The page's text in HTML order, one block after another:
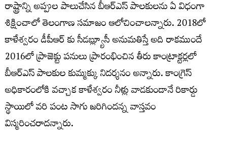
రాష్ట్రాన్ని అప్పుల పాలుచేసిన బీఆర్ఎస్ పాలకులను ఏ విధంగా
శిక్షించాలో తెలంగాణ సమాజం ఆలోచించాలన్నారు. 2018లో
కాళేశ్వరం డీపీఆర్ కు సీడబ్ల్యూసీ అనుమతిస్తే అది రాకముందే
2016లో ప్రాజెక్టు పనులు ప్రారంభించిన తీరు కాంట్రాక్టర్లలో
బీఆర్ఎస్ పాలకుల కుమ్మక్కు నిదర్శనం అన్నారు. కాంగ్రెస్
అధికారంలోకి వచ్చాక కాళేశ్వరం నీళ్లు వాడకుండానే రికార్డు
స్థాయిలో వరి పంట సాగు జరిగిందన్న వాస్తవం
విస్మరించరాదన్నారు.